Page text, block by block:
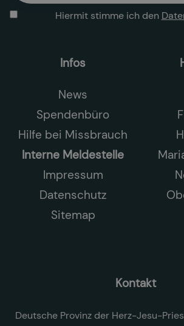
Hiermit stimme ich den
Infos
News
Spendenbüro
Hilfe bei Missbrauch
Interne Meldestelle
Impressum
Datenschutz
Sitemap
Kontakt
Deutsche Provinz der Herz-Jesu-